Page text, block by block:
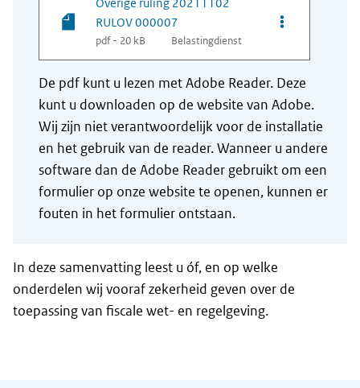
RULOV 000007
pdf - 20 kB Belastingdienst
Opties van
De pdf kunt u lezen met Adobe Reader. Deze
kunt u downloaden op de website van Adobe.
Wij zijn niet verantwoordelijk voor de installatie
en het gebruik van de reader. Wanneer u andere
software dan de Adobe Reader gebruikt om een
formulier op onze website te openen, kunnen er
fouten in het formulier ontstaan.
In deze samenvatting leest u óf, en op welke
onderdelen wij vooraf zekerheid geven over de
toepassing van fiscale wet- en regelgeving.